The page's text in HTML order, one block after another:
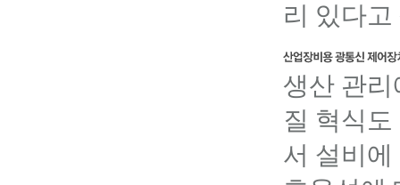
리 있다
생산 관
질 혁식
서 설비